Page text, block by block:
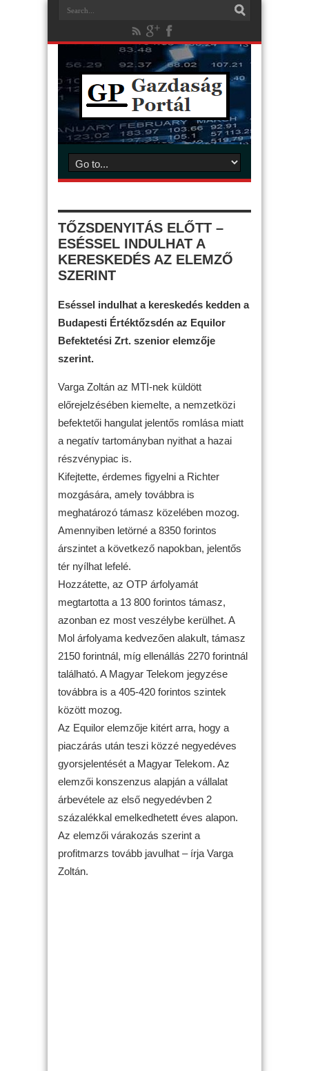
TŐZSDENYITÁS ELŐTT –
ESÉSSEL INDULHAT A
KERESKEDÉS AZ ELEMZŐ
SZERINT
Eséssel indulhat a kereskedés kedden a
Budapesti Értéktőzsdén az Equilor
Befektetési Zrt. szenior elemzője
szerint.
Varga Zoltán az MTI-nek küldött
előrejelzésében kiemelte, a nemzetközi
befektetői hangulat jelentős romlása miatt
a negatív tartományban nyithat a hazai
részvénypiac is.
Kifejtette, érdemes figyelni a Richter
mozgására, amely továbbra is
meghatározó támasz közelében mozog.
Amennyiben letörné a 8350 forintos
árszintet a következő napokban, jelentős
tér nyílhat lefelé.
Hozzátette, az OTP árfolyamát
megtartotta a 13 800 forintos támasz,
azonban ez most veszélybe kerülhet. A
Mol árfolyama kedvezően alakult, támasz
2150 forintnál, míg ellenállás 2270 forintnál
található. A Magyar Telekom jegyzése
továbbra is a 405-420 forintos szintek
között mozog.
Az Equilor elemzője kitért arra, hogy a
piaczárás után teszi közzé negyedéves
gyorsjelentését a Magyar Telekom. Az
elemzői konszenzus alapján a vállalat
árbevétele az első negyedévben 2
százalékkal emelkedhetett éves alapon.
Az elemzői várakozás szerint a
profitmarzs tovább javulhat – írja Varga
Zoltán.